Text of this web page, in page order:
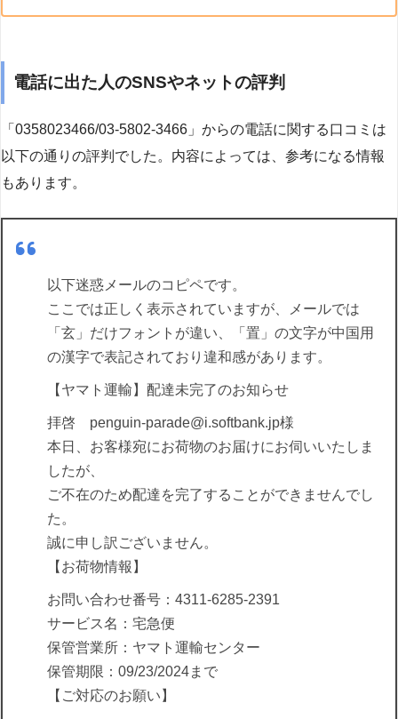
電話に出た人のSNSやネットの評判
「0358023466/03-5802-3466」からの電話に関する口コミは
以下の通りの評判でした。内容によっては、参考になる情報
もあります。
以下迷惑メールのコピペです。
ここでは正しく表示されていますが、メールでは
「玄」だけフォントが違い、「置」の文字が中国用
の漢字で表記されており違和感があります。
【ヤマト運輸】配達未完了のお知らせ
拝啓 penguin-parade@i.softbank.jp様
本日、お客様宛にお荷物のお届けにお伺いいたしま
したが、
ご不在のため配達を完了することができませんでし
た。
誠に申し訳ございません。
【お荷物情報】
お問い合わせ番号：4311-6285-2391
サービス名：宅急便
保管営業所：ヤマト運輸センター
保管期限：09/23/2024まで
【ご対応のお願い】